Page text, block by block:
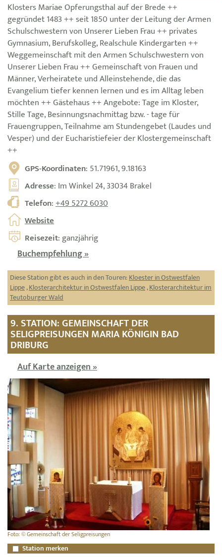
Klosters Mariae Opferungsthal auf der Brede ++
gegründet 1483 ++ seit 1850 unter der Leitung der Armen
Schulschwestern von Unserer Lieben Frau ++ privates
Gymnasium, Berufskolleg, Realschule Kindergarten ++
Weggemeinschaft mit den Armen Schulschwestern von
Unserer Lieben Frau ++ Gemeinschaft von Frauen und
Männer, Verheiratete und Alleinstehende, die das
Evangelium tiefer kennen lernen und es im Alltag leben
möchten ++ Gästehaus ++ Angebote: Tage im Kloster,
Stille Tage, Besinnungsnachmittag bzw. - tage für
Frauengruppen, Teilnahme am Stundengebet (Laudes und
Vesper) und der Eucharistiefeier der Klostergemeinschaft
++
GPS-Koordinaten: 51.71961, 9.18163
Adresse: Im Winkel 24, 33034 Brakel
Telefon:+49 5272 6030
Website
Reisezeit: ganzjährig
Buchempfehlung »
Diese Station gibt es auch in den Touren:Kloester in Ostwestfalen
Lippe,Klosterarchitektur in Ostwestfalen Lippe,Klosterarchitektur im
Teutoburger Wald
9. STATION: GEMEINSCHAFT DER
SELIGPREISUNGEN MARIA KÖNIGIN BAD
DRIBURG
Auf Karte anzeigen »
Foto: © Gemeinschaft der Seligpreisungen
Station merken